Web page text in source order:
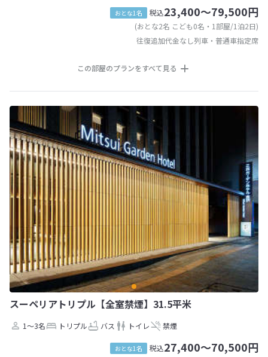
おとな1名 税込23,400～79,500円
(おとな2名 こども0名・1部屋/1泊2日)
往復追加代金なし列車・普通車指定席
この部屋のプランをすべて見る
スーペリアトリプル【全室禁煙】31.5平米
1～3名 トリプル バス トイレ 禁煙
おとな1名 税込27,400～70,500円